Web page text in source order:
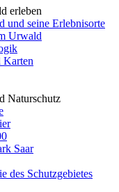
erleben
und seine Erlebnisorte
Urwald
Karten
Naturschutz
Saar
des Schutzgebietes